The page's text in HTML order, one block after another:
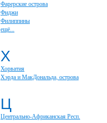
Фарерские острова
Фиджи
Филиппины
ещё...
Х
Хорватия
Хэрда и МакДональда, острова
Ц
Центрально-Африканская Респ.